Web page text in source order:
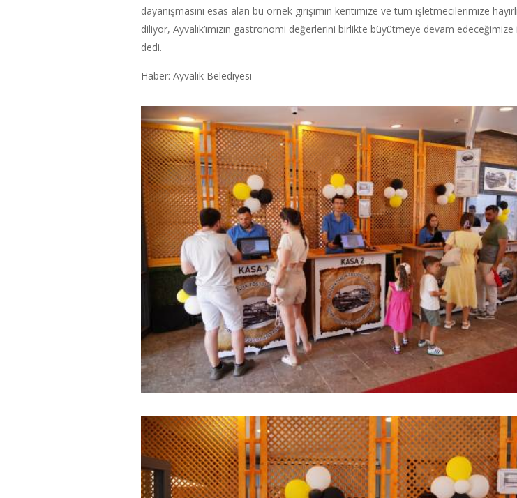
dayanışmasını esas alan bu örnek girişimin kentimize ve tüm işletmecilerimize
diliyor, Ayvalık’ımızın gastronomi değerlerini birlikte büyütmeye devam edeceğimize
dedi.
Haber: Ayvalık Belediyesi